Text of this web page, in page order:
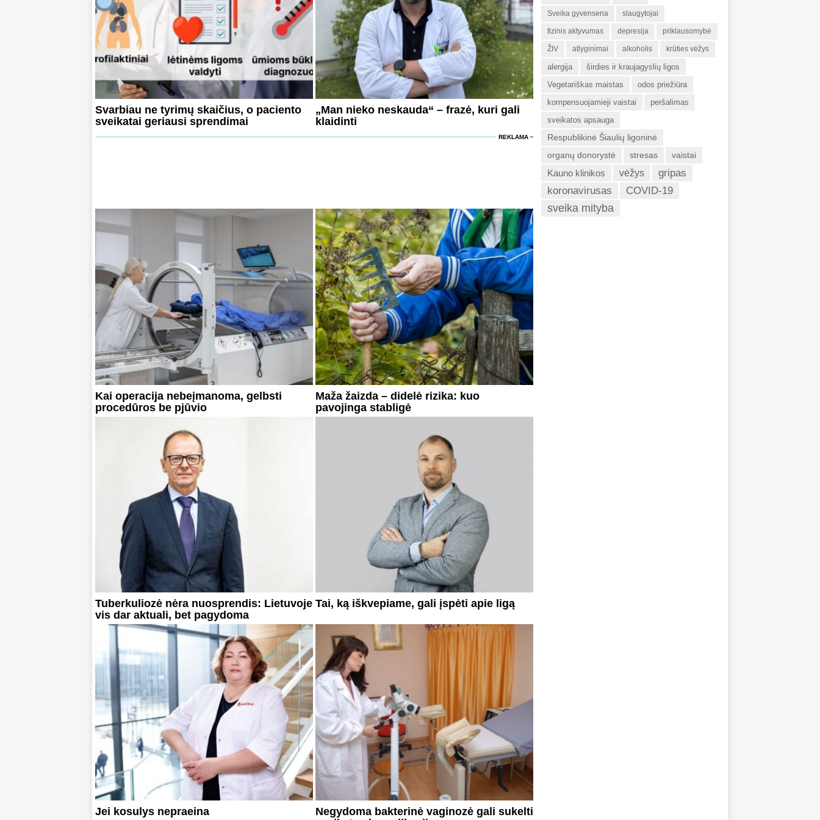
Svarbiau ne tyrimų skaičius, o paciento
sveikatai geriausi sprendimai
„Man nieko neskauda“ – frazė, kuri gali
klaidinti
REKLAMA
Kai operacija nebeįmanoma, gelbsti
procedūros be pjūvio
Maža žaizda – didelė rizika: kuo
pavojinga stabligė
Tuberkuliozė nėra nuosprendis: Lietuvoje
vis dar aktuali, bet pagydoma
Tai, ką iškvepiame, gali įspėti apie ligą
Jei kosulys nepraeina
Negydoma bakterinė vaginozė gali sukelti
Sveika gyvensena slaugytojai
fizinis aktyvumas depresija priklausomybė
ŽIV atlyginimai alkoholis krūties vėžys
alergija
širdies ir kraujagyslių ligos
Vegetariškas maistas
odos priežiūra
kompensuojamieji vaistai
peršalimas
sveikatos apsauga
Respublikinė Šiaulių ligoninė
organų donorystė
stresas vaistai
Kauno klinikos vėžys
gripas
koronavirusas
COVID-19
sveika mityba